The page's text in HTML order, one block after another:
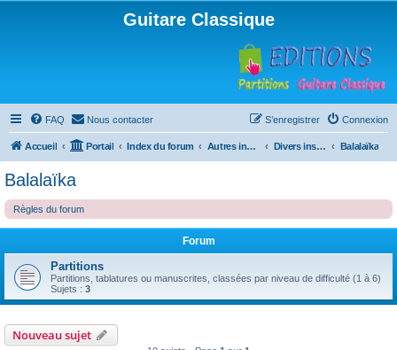
Guitare Classique
FAQ Nous contacter Connexion
S’enregistrer
Accueil Portail Index du forum Autres instruments à cordes pincées, ou styles Divers instruments Balalaïka
Balalaïka
Règles du forum
Forum
Partitions
Partitions, tablatures ou manuscrites, classées par niveau de difficulté (1 à 6)
Sujets : 3
Nouveau sujet